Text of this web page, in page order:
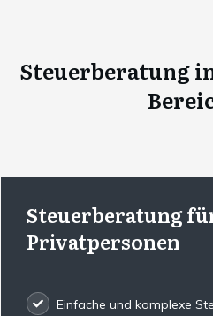
Steuerberatung
Steuerberatung
Privatpersonen
Einfache und komplexe